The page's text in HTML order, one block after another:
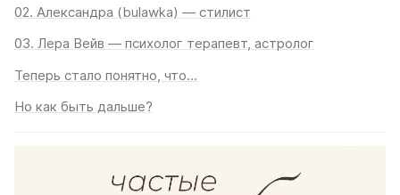
02. Александра (bulawka) — стилист
03. Лера Вейв — психолог терапевт, астролог
Теперь стало понятно, что…
Но как быть дальше?